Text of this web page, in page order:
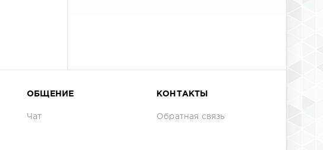
ОБЩЕНИЕ
Чат
КОНТАКТЫ
Обратная связь